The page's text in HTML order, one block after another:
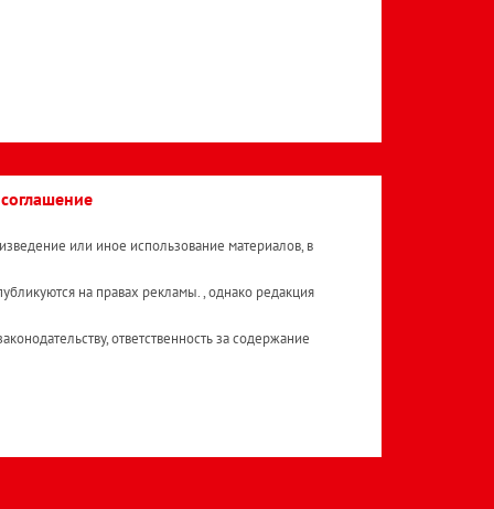
или иное использование материалов, в
на правах рекламы. , однако редакция
ответственность за содержание